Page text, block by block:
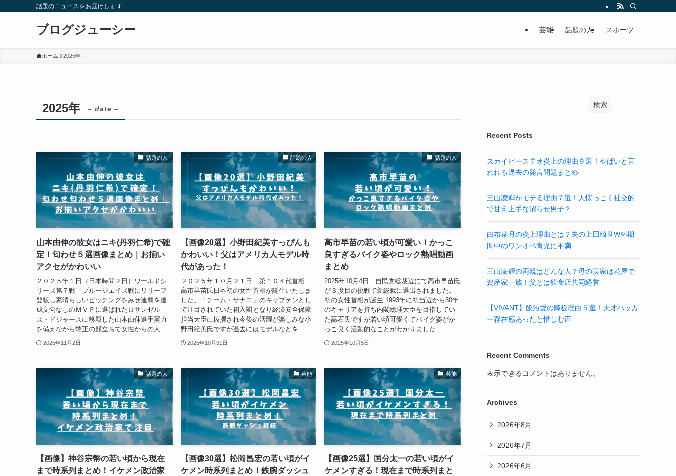
話題のニュースをお届けします
ブログジューシー 芸能 話題の人 スポーツ
ホーム 2025年
2025年 – date –
話題の人
山本由伸の彼女はニキ(丹羽仁希)で確
定！匂わせ５選画像まとめ｜お揃い
アクセがかわいい
２０２５年１日（日本時間２日）ワールドシ
リーズ第７戦 ブルージェイズ戦にリリーフ
登板し素晴らしいピッチングをみせ連覇を達
成文句なしのＭＶＰに選ばれたロサンゼル
ス・ドジャースに移籍した山本由伸選手実力
を備えながら端正の顔立ちで女性からの人...
2025年11月2日
話題の人
【画像20選】小野田紀美すっぴんも
かわいい！父はアメリカ人モデル時
代があった！
２０２５年１０月２１日 第１０４代首相
高市早苗氏日本初の女性首相が誕生いたしま
した。「チーム・サナエ」のキャプテンとし
て注目されていた初入閣となり経済安全保障
担当大臣に抜擢され今後の活躍が楽しみな小
野田紀美氏ですが過去にはモデルなどを...
2025年10月31日
話題の人
高市早苗の若い頃が可愛い！かっこ
良すぎるバイク姿やロック熱唱動画
まとめ
2025年10月4日 自民党総裁選にて高市早苗氏
が３度目の挑戦で新総裁に選出されました。
初の女性首相が誕生 1993年に初当選から30年
のキャリアを持ち内閣総理大臣を目指してい
た高石氏ですが若い頃可愛くてバイク姿がか
っこ良く活動的なことがわかりました...
2025年10月5日
話題の人
【画像】神谷宗幣の若い頃から現在
まで時系列まとめ！イケメン政治家
芸能
【画像30選】松岡昌宏の若い頃がイ
ケメン時系列まとめ！鉄腕ダッシュ
芸能
【画像25選】国分太一の若い頃がイ
ケメンすぎる！現在まで時系列まと
検索
Recent Posts
スカイピーステオ炎上の理由９選！やばいと言
われる過去の発言問題まとめ
三山凌輝がモテる理由７選！人懐っこく社交的
で甘え上手な沼らせ男子？
由布菜月の炎上理由とは？夫の上田綺世W杯期
間中のワンオペ育児に不満
三山凌輝の両親はどんな人？母の実家は花屋で
資産家一族！父とは飲食店共同経営
【VIVANT】飯沼愛の降板理由５選！天才ハッカ
ー存在感あったと惜しむ声
Recent Comments
表示できるコメントはありません。
Archives
2026年8月
2026年7月
2026年6月